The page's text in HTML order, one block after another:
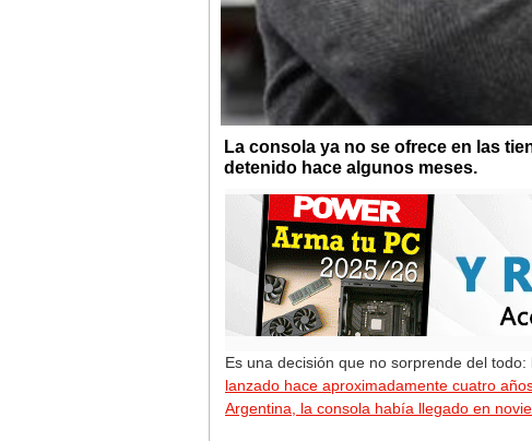
La consola ya no se ofrece en las
detenido hace algunos meses.
Es una decisión que no sorprende del todo:
lanzado hace aproximadamente cuatro
Argentina, la consola había llegado en